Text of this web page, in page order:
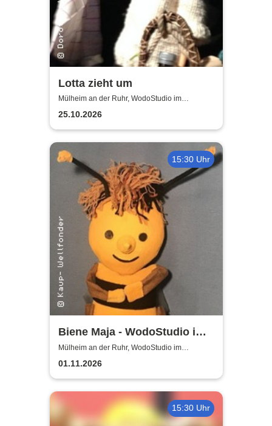
Lotta zieht um
Mülheim an der Ruhr, WodoStudio im
Ringlokschuppen Ruhr
25.10.2026
15:30 Uhr
Biene Maja - WodoStudio im
Ringlokschuppen Ruhr
Mülheim an der Ruhr, WodoStudio im
Ringlokschuppen Ruhr
01.11.2026
15:30 Uhr